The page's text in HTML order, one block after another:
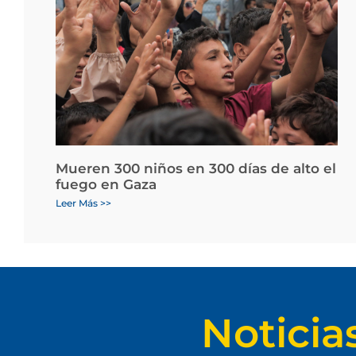
Mueren 300 niños en 300 días de alto el
fuego en Gaza
Leer Más >>